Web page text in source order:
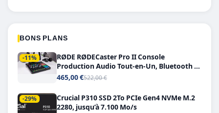
BONS PLANS
-11%
RØDE RØDECaster Pro II Console
Production Audio Tout-en-Un, Bluetooth et
Double USB-C
465,00 €522,00 €
-29%
Crucial P310 SSD 2To PCIe Gen4 NVMe M.2
2280, jusqu’à 7.100 Mo/s